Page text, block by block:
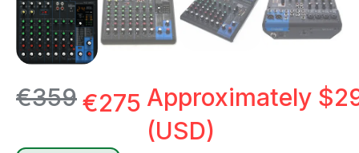
€359€275 Approximately $
(USD)